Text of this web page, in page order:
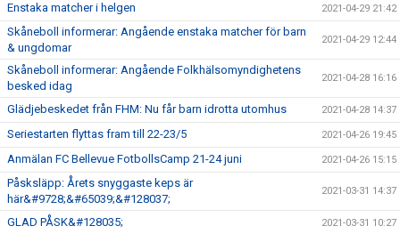
Enstaka matcher i helgen 2021-04-29 21:42
Skåneboll informerar: Angående enstaka matcher för barn
& ungdomar
2021-04-29 12:44
Skåneboll informerar: Angående Folkhälsomyndighetens
besked idag
2021-04-28 16:16
Glädjebeskedet från FHM: Nu får barn idrotta utomhus 2021-04-28 14:37
Seriestarten flyttas fram till 22-23/5 2021-04-26 19:45
Anmälan FC Bellevue FotbollsCamp 21-24 juni 2021-04-26 15:15
Påsksläpp: Årets snyggaste keps är
här&#9728;&#65039;&#128037;
2021-03-31 14:37
GLAD PÅSK&#128035; 2021-03-31 10:27